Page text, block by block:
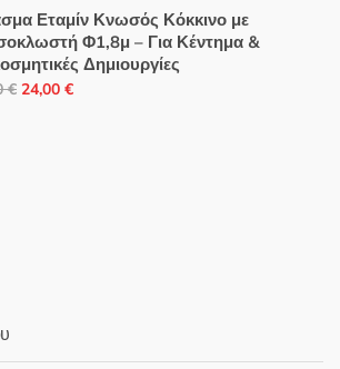
was:
31,00 €.
τιμή
είναι:
26,00 €.
Εταμίν Κνωσός Κόκκινο με
Φ1,8μ – Για Κέντημα &
Δημιουργίες
€ Original
24,00 €Η